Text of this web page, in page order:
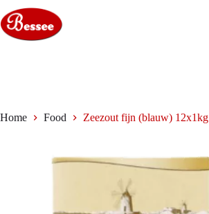
naar
de
inhoud
Home Food Zeezout fijn (blauw) 12x1kg